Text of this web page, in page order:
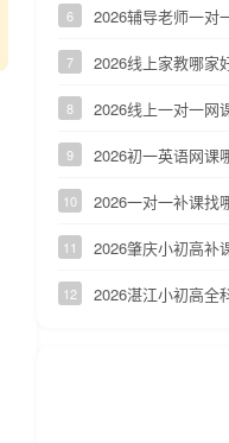
6 2026辅导老师一对
7 2026线上家教哪家
8 2026线上一对一网
9 2026初一英语网课
10 2026一对一补课找
11 2026肇庆小初高补
12 2026湛江小初高全